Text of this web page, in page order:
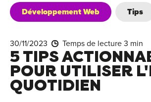
Développement Web Tips
30/11/2023 Temps de lecture 3 min
5 TIPS
POUR UTILISER
QUOTIDIEN